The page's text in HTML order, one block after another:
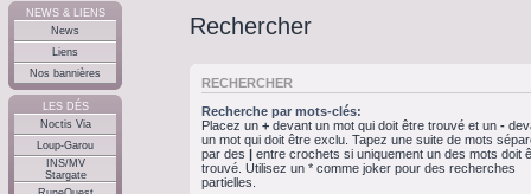
NEWS & LIENS
News
Liens
Nos bannières
LES DÉS
Noctis Via
Loup-Garou
INS/MV
Stargate
Rechercher
RECHERCHER
Recherche par mots-clés:
Placez un + devant un mot qui doit être trouvé et un -
un mot qui doit être exclu. Tapez une suite de mots
par des | entre crochets si uniquement un des mots doit
trouvé. Utilisez un * comme joker pour des recherches
partielles.